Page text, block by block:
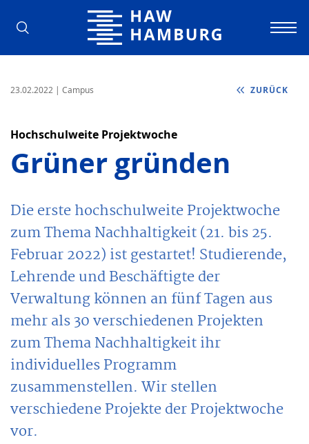
Hochschule für Angewandte
23.02.2022 | Campus ZURÜCK
Hochschulweite Projektwoche
Grüner gründen
Die erste hochschulweite Projektwoche
zum Thema Nachhaltigkeit (21. bis 25.
Februar 2022) ist gestartet! Studierende,
Lehrende und Beschäftigte der
Verwaltung können an fünf Tagen aus
mehr als 30 verschiedenen Projekten
zum Thema Nachhaltigkeit ihr
individuelles Programm
zusammenstellen. Wir stellen
verschiedene Projekte der Projektwoche
vor.